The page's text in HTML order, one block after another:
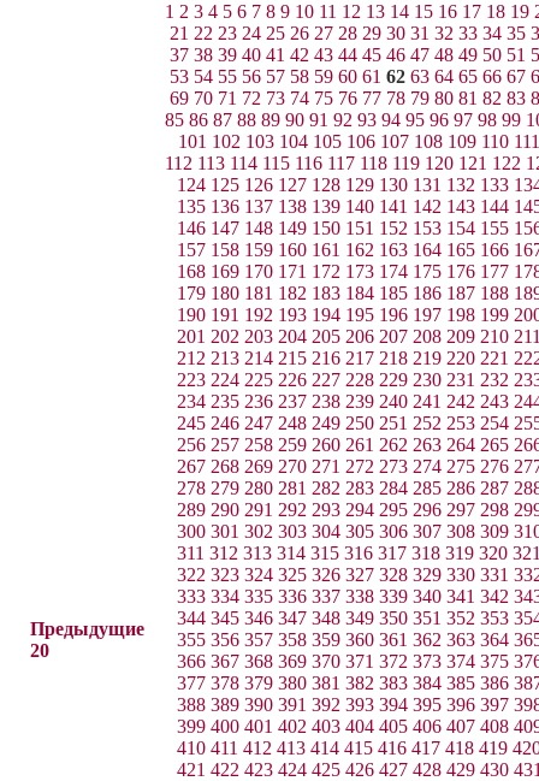
Предыдущие
20
1 2 3 4 5 6 7 8 9 10 11 12 13 14 15 16 17 18 19
21 22 23 24 25 26 27 28 29 30 31 32 33 34 35
37 38 39 40 41 42 43 44 45 46 47 48 49 50 51
53 54 55 56 57 58 59 60 61 62 63 64 65 66 67
69 70 71 72 73 74 75 76 77 78 79 80 81 82 83
85 86 87 88 89 90 91 92 93 94 95 96 97 98 99
101 102 103 104 105 106 107 108 109 110 111
112 113 114 115 116 117 118 119 120 121 122
124 125 126 127 128 129 130 131 132 133
135 136 137 138 139 140 141 142 143 144
146 147 148 149 150 151 152 153 154 155
157 158 159 160 161 162 163 164 165 166
168 169 170 171 172 173 174 175 176 177
179 180 181 182 183 184 185 186 187 188
190 191 192 193 194 195 196 197 198 199
201 202 203 204 205 206 207 208 209 210
212 213 214 215 216 217 218 219 220 221
223 224 225 226 227 228 229 230 231 232
234 235 236 237 238 239 240 241 242 243
245 246 247 248 249 250 251 252 253 254
256 257 258 259 260 261 262 263 264 265
267 268 269 270 271 272 273 274 275 276
278 279 280 281 282 283 284 285 286 287
289 290 291 292 293 294 295 296 297 298
300 301 302 303 304 305 306 307 308 309
311 312 313 314 315 316 317 318 319 320
322 323 324 325 326 327 328 329 330 331
333 334 335 336 337 338 339 340 341 342
344 345 346 347 348 349 350 351 352 353
355 356 357 358 359 360 361 362 363 364
366 367 368 369 370 371 372 373 374 375
377 378 379 380 381 382 383 384 385 386
388 389 390 391 392 393 394 395 396 397
399 400 401 402 403 404 405 406 407 408
410 411 412 413 414 415 416 417 418 419
421 422 423 424 425 426 427 428 429 430